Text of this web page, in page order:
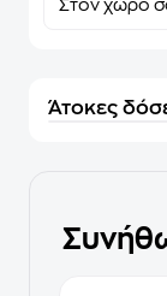
Στον χώρο
Άτοκες